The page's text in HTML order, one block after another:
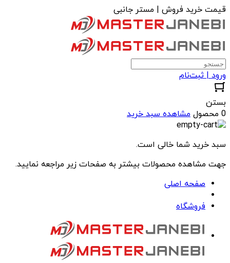
قیمت خرید فروش | مستر جانبی
ورود | ثبت‌نام
بستن
0 محصول
مشاهده سبد خرید
سبد خرید شما خالی است.
جهت مشاهده محصولات بیشتر به صفحات زیر مراجعه نمایید.
صفحه اصلی
فروشگاه